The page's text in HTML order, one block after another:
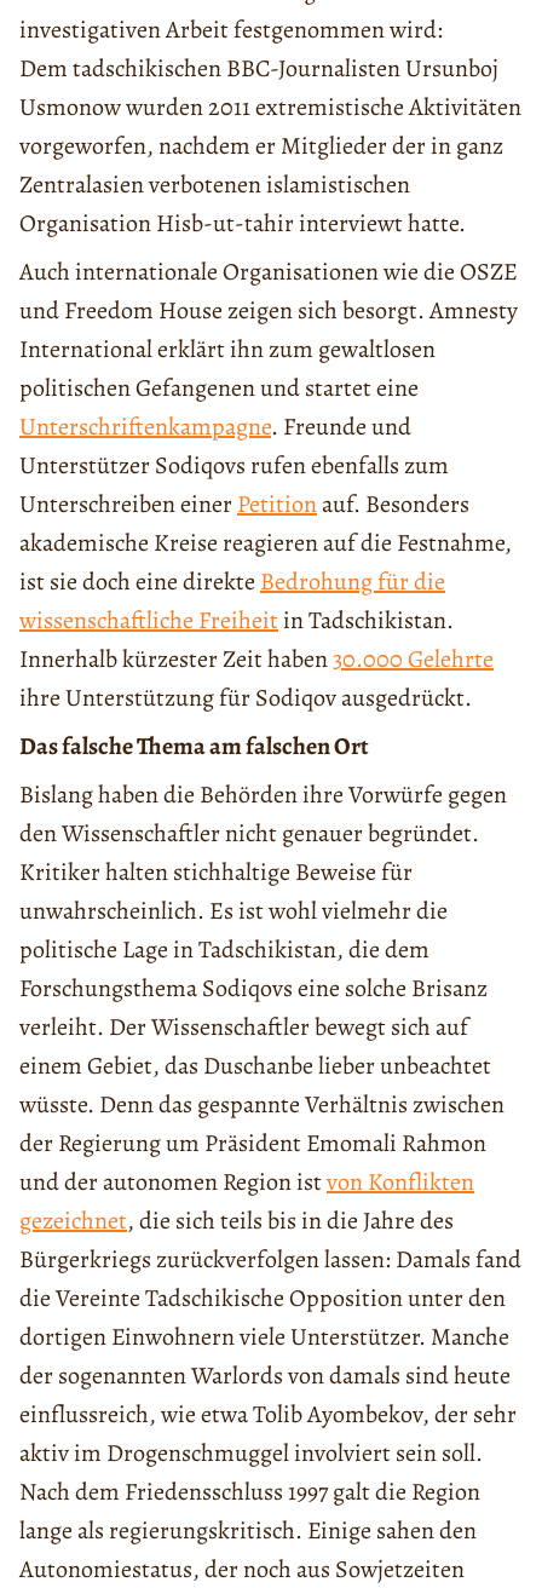
investigativen Arbeit festgenommen wird:
Dem tadschikischen BBC-Journalisten Ursunboj
Usmonow wurden 2011 extremistische Aktivitäten
vorgeworfen, nachdem er Mitglieder der in ganz
Zentralasien verbotenen islamistischen
Organisation Hisb-ut-tahir interviewt hatte.
Auch internationale Organisationen wie die OSZE
und Freedom House zeigen sich besorgt. Amnesty
International erklärt ihn zum gewaltlosen
politischen Gefangenen und startet eine
Unterschriftenkampagne. Freunde und
Unterstützer Sodiqovs rufen ebenfalls zum
Unterschreiben einerPetitionauf. Besonders
akademische Kreise reagieren auf die Festnahme,
ist sie doch eine direkte Bedrohung für die
wissenschaftliche Freiheitin Tadschikistan.
Innerhalb kürzester Zeit haben30.000 Gelehrte
ihre Unterstützung für Sodiqov ausgedrückt.
Das falsche Thema am falschen Ort
Bislang haben die Behörden ihre Vorwürfe gegen
den Wissenschaftler nicht genauer begründet.
Kritiker halten stichhaltige Beweise für
unwahrscheinlich. Es ist wohl vielmehr die
politische Lage in Tadschikistan, die dem
Forschungsthema Sodiqovs eine solche Brisanz
verleiht. Der Wissenschaftler bewegt sich auf
einem Gebiet, das Duschanbe lieber unbeachtet
wüsste. Denn das gespannte Verhältnis zwischen
der Regierung um Präsident Emomali Rahmon
und der autonomen Region istvon Konflikten
gezeichnet, die sich teils bis in die Jahre des
Bürgerkriegs zurückverfolgen lassen: Damals fand
die Vereinte Tadschikische Opposition unter den
dortigen Einwohnern viele Unterstützer. Manche
der sogenannten Warlords von damals sind heute
einflussreich, wie etwa Tolib Ayombekov, der sehr
aktiv im Drogenschmuggel involviert sein soll.
Nach dem Friedensschluss 1997 galt die Region
lange als regierungskritisch. Einige sahen den
Autonomiestatus, der noch aus Sowjetzeiten